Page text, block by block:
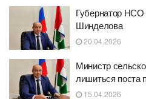
Губернатор НСО
Шинделова
20.04.2026
Министр
лишиться поста
15.04.2026